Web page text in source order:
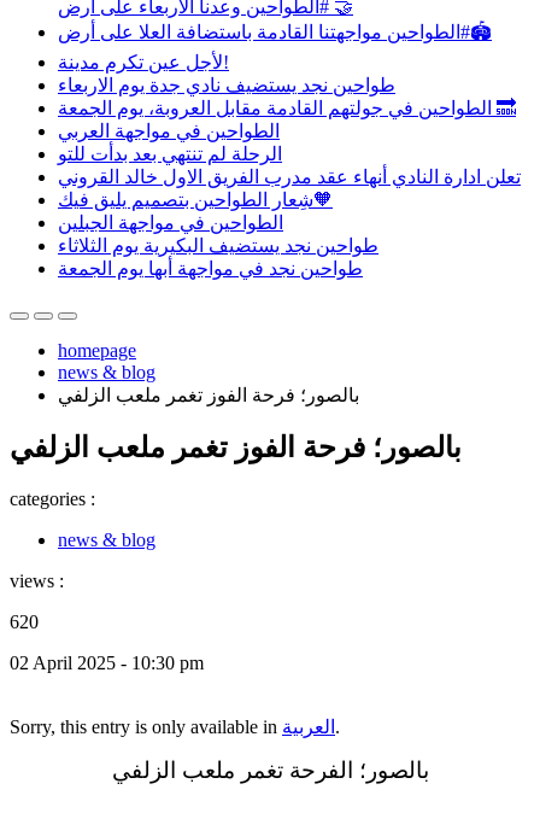
‏وعدنا الأربعاء على أرض ⁧‫#الطواحين‬⁩ 🤝
مواجهتنا القادمة باستضافة العلا على أرض ⁧‫#الطواحين‬⁩🏟️
‏لأجل عين تكرم مدينة!
طواحين نجد يستضيف نادي جدة يوم الاربعاء
الطواحين‬⁩ في جولتهم القادمة مقابل العروبة، يوم الجمعة 🔜
الطواحين في مواجهة العربي
الرحلة لم تنتهي بعد بدأت للتو
تعلن ادارة النادي أنهاء عقد مدرب الفريق الاول خالد القروني
شِعار الطواحين بتصميم يليق فيك🧡
الطواحين في مواجهة الجبلين
طواحين نجد يستضيف البكيرية يوم الثلاثاء
طواحين نجد في مواجهة أبها يوم الجمعة
homepage
news & blog
بالصور؛ فرحة الفوز تغمر ملعب الزلفي
بالصور؛ فرحة الفوز تغمر ملعب الزلفي
categories :
news & blog
views :
620
02 April 2025 - 10:30 pm
Sorry, this entry is only available in العربية .
بالصور؛ الفرحة تغمر ملعب الزلفي